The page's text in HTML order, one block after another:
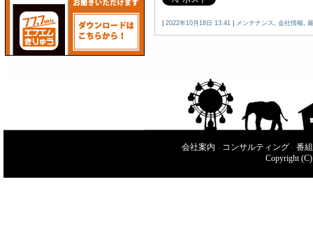
2022年10月18日 13:41 メンテナンス, 会社情報,
会社案内 - コンサルティング - 番
Copyright